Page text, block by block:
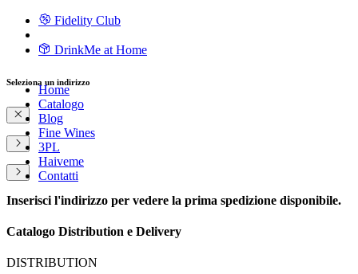
Fidelity Club
DrinkMe at Home
Home
Catalogo
Blog
Fine Wines
3PL
Haiveme
Contatti
Seleziona un indirizzo
Inserisci l'indirizzo per vedere la prima spedizione disponibile.
Catalogo Distribution e Delivery
DISTRIBUTION